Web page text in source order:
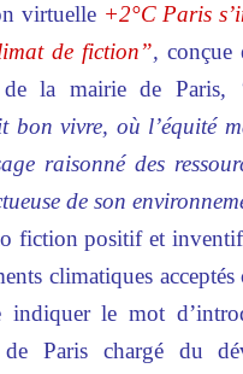
virtuelle +2°C Paris
de fiction”,
la mairie de Paris,
bon vivre, où l’équité
raisonné des
de son
fiction positif et
climatiques acceptés
indiquer le mot
Paris chargé du